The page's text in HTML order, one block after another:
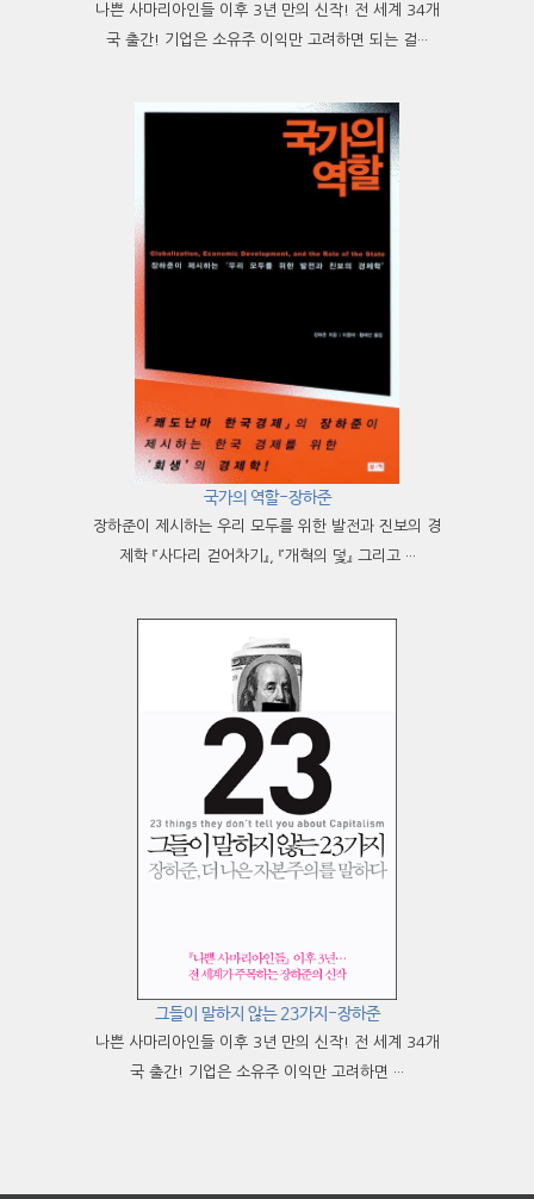
나쁜 사마리아인들 이후 3년 만의 신작! 전 세계 34개
국 출간! 기업은 소유주 이익만 고려하면 되는 걸···
국가의 역할-장하준
장하준이 제시하는 우리 모두를 위한 발전과 진보의 경
제학 『사다리 걷어차기』, 『개혁의 덫』 그리고 ···
그들이 말하지 않는 23가지-장하준
나쁜 사마리아인들 이후 3년 만의 신작! 전 세계 34개
국 출간! 기업은 소유주 이익만 고려하면 ···